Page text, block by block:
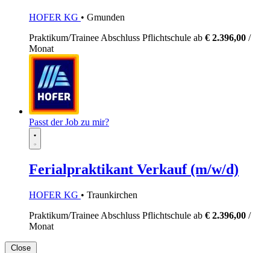
HOFER KG • Gmunden
Praktikum/Trainee Abschluss Pflichtschule ab € 2.396,00 /
Monat
Passt der Job zu mir?
Ferialpraktikant Verkauf (m/w/d)
HOFER KG • Traunkirchen
Praktikum/Trainee Abschluss Pflichtschule ab € 2.396,00 /
Monat
Close